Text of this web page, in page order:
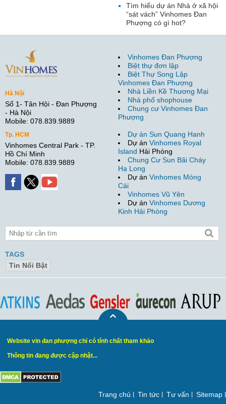
Tìm hiểu dự án Nhà ở xã hội
“sát vách” Vinhomes Đan
Phượng có gì hot?
Hà Nội
Số 1- Tân Hội - Đan Phượng
- Hà Nội
Mobile: 078.839.9889
Tp. HCM
Vinhomes Central Park - TP.
Hồ Chí Minh
Mobile: 078.839.9889
Vinhomes Đan Phượng
Biệt thự đơn lập
Biệt Thự Song Lập
Vinhomes Đan Phượng
Nhà Liền Kề Thương Mại
Nhà phố shophouse
Chung cư Vinhomes Đan
Phượng
Dự án Sun Quang Hanh
Dự án Vinhomes Royal
Island Hải Phòng
Chung Cư Sun Bãi Cháy
Hạ Long
Dự án Vinhomes Móng
Cái
Vinhomes Vũ Yên
Dự án Vinhomes Dương
Kinh Hải Phòng
TAGS
Tin Nổi Bật
Website vin đan phượng chỉ có tính chất tham khảo
Thông tin đang được cập nhật...
Trang chủ Tin tức Tư vấn Sitemap